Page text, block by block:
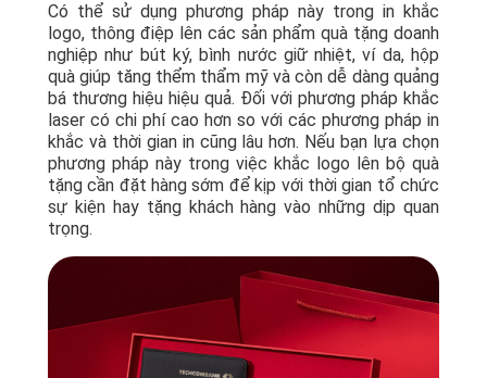
Có thể sử dụng phương pháp này trong in khắc
logo, thông điệp lên các sản phẩm quà tặng doanh
nghiệp như bút ký, bình nước giữ nhiệt, ví da, hộp
quà giúp tăng thểm thẩm mỹ và còn dễ dàng quảng
bá thương hiệu hiệu quả. Đối với phương pháp khắc
laser có chi phí cao hơn so với các phương pháp in
khắc và thời gian in cũng lâu hơn. Nếu bạn lựa chọn
phương pháp này trong việc khắc logo lên bộ quà
tặng cần đặt hàng sớm để kịp với thời gian tổ chức
sự kiện hay tặng khách hàng vào những dịp quan
trọng.